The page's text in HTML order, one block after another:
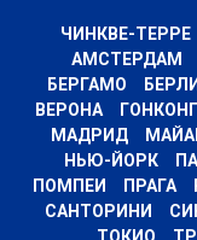
ЧИНКВЕ-ТЕРРЕ
АМСТЕРДАМ
БЕРГАМО
ВЕРОНА
ГОНКОНГ
МАДРИД
НЬЮ-ЙОРК
ПОМПЕИ
ПРАГА
САНТОРИНИ